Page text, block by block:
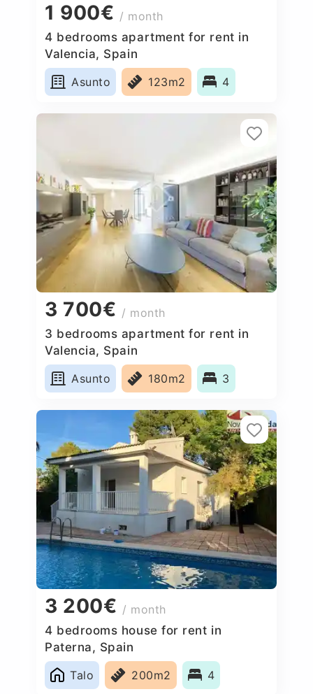
1 900€ / month
4 bedrooms apartment for rent in
Valencia, Spain
Asunto
123m2 4
3 700€ / month
3 bedrooms apartment for rent in
Valencia, Spain
Asunto
180m2 3
3 200€ / month
4 bedrooms house for rent in
Paterna, Spain
Talo
200m2 4